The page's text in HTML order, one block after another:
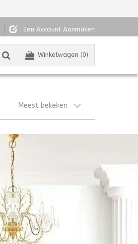
Een Account Aanmaken
Winkelwagen (0)
Meest bekeken